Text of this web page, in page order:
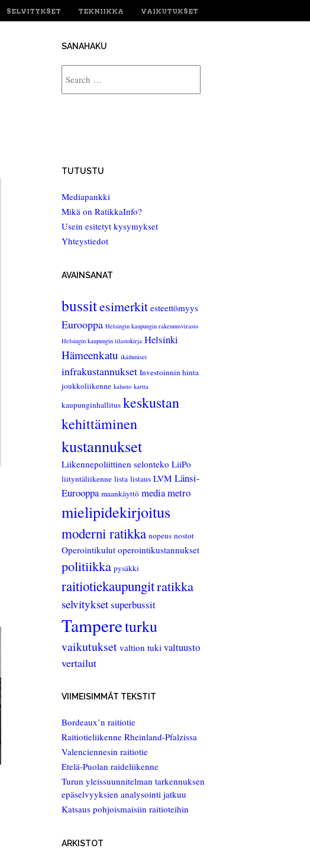
SELVITYKSET TEKNIIKKA VAIKUTUKSET
SANAHAKU
TUTUSTU
Mediapankki
Mikä on RatikkaInfo?
Usein esitetyt kysymykset
Yhteystiedot
AVAINSANAT
bussitesimerkit esteettömyys
Eurooppa Helsingin kaupungin rakennusvirasto
Helsingin kaupungin tilastokirja Helsinki
Hämeenkatu ikäihmiset
infrakustannukset Investoinnin hinta
joukkoliikenne kalusto kartta
kaupunginhallitus keskustan
kehittäminen
kustannukset
Liikennepoliittinen selonteko LiiPo
liityntäliikenne lista listaus LVM Länsi-
Eurooppa maankäyttö mediametro
mielipidekirjoitus
moderni ratikka nopeus nostot
Operointikulut operointikustannukset
politiikka pysäkki
raitiotiekaupungitratikka
selvityksetsuperbussit
Tampereturku
vaikutukset valtion tuki valtuusto
vertailut
VIIMEISIMMÄT TEKSTIT
Bordeaux’n raitiotie
Raitiotieliikenne Rheinland-Pfalzissa
Valenciennesin raitiotie
Etelä-Puolan raideliikenne
Turun yleissuunnitelman tarkennuksen
epäselvyyksien analysointi jatkuu
Katsaus pohjoismaisiin raitioteihin
ARKISTOT